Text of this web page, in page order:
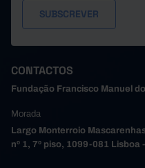
CONTACTOS
Fundação Francisco Manuel
Morada
Largo Monterroio
nº 1, 7º piso, 1099-081 Lisboa